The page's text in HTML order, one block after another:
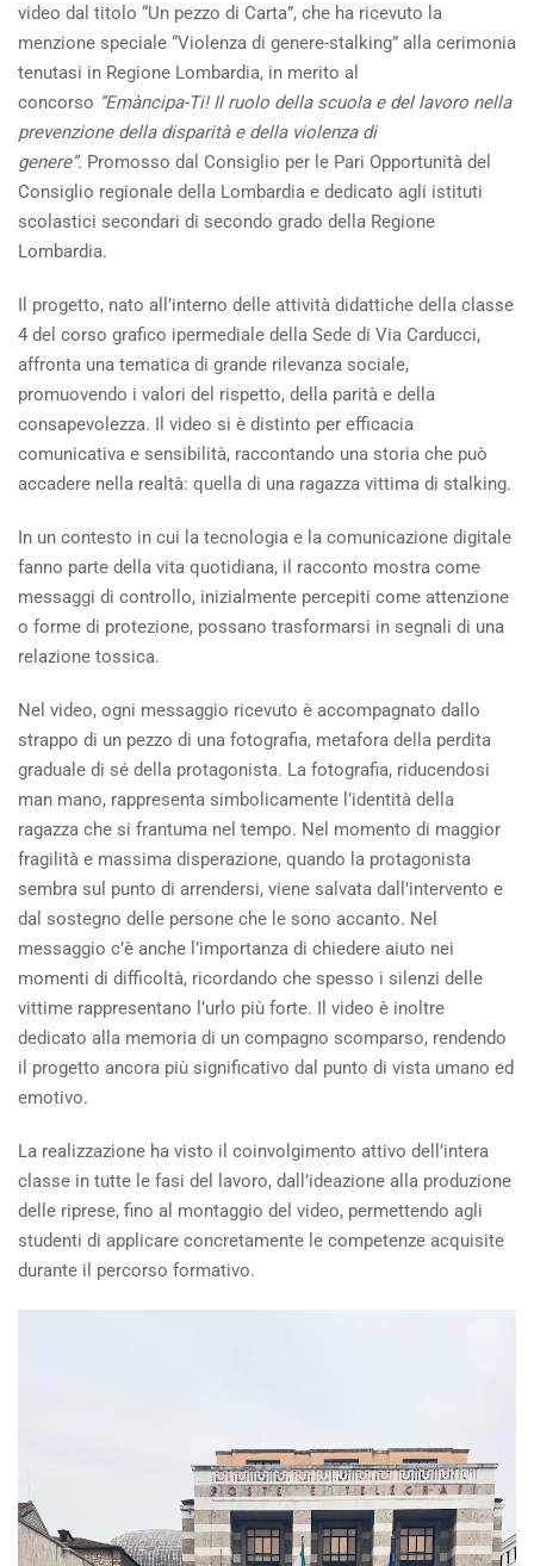
video dal titolo “Un pezzo di Carta”, che ha ricevuto la
menzione speciale “Violenza di genere-stalking” alla cerimonia
tenutasi in Regione Lombardia, in merito al
concorso “Emàncipa-Ti! Il ruolo della scuola e del lavoro nella
prevenzione della disparità e della violenza di
genere”. Promosso dal Consiglio per le Pari Opportunità del
Consiglio regionale della Lombardia e dedicato agli istituti
scolastici secondari di secondo grado della Regione
Lombardia.
Il progetto, nato all’interno delle attività didattiche della classe
4 del corso grafico ipermediale della Sede di Via Carducci,
affronta una tematica di grande rilevanza sociale,
promuovendo i valori del rispetto, della parità e della
consapevolezza. Il video si è distinto per efficacia
comunicativa e sensibilità, raccontando una storia che può
accadere nella realtà: quella di una ragazza vittima di stalking.
In un contesto in cui la tecnologia e la comunicazione digitale
fanno parte della vita quotidiana, il racconto mostra come
messaggi di controllo, inizialmente percepiti come attenzione
o forme di protezione, possano trasformarsi in segnali di una
relazione tossica.
Nel video, ogni messaggio ricevuto è accompagnato dallo
strappo di un pezzo di una fotografia, metafora della perdita
graduale di sé della protagonista. La fotografia, riducendosi
man mano, rappresenta simbolicamente l’identità della
ragazza che si frantuma nel tempo. Nel momento di maggior
fragilità e massima disperazione, quando la protagonista
sembra sul punto di arrendersi, viene salvata dall’intervento e
dal sostegno delle persone che le sono accanto. Nel
messaggio c’è anche l’importanza di chiedere aiuto nei
momenti di difficoltà, ricordando che spesso i silenzi delle
vittime rappresentano l’urlo più forte. Il video è inoltre
dedicato alla memoria di un compagno scomparso, rendendo
il progetto ancora più significativo dal punto di vista umano ed
emotivo.
La realizzazione ha visto il coinvolgimento attivo dell’intera
classe in tutte le fasi del lavoro, dall’ideazione alla produzione
delle riprese, fino al montaggio del video, permettendo agli
studenti di applicare concretamente le competenze acquisite
durante il percorso formativo.